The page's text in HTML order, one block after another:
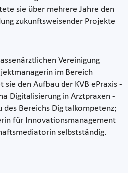
sie über mehrere Jahre den
zukunftsweisender Projekte
Vereinigung
im Bereich
den Aufbau der KVB ePraxis -
Digitalisierung in Arztpraxen -
des Bereichs Digitalkompetenz;
für Innovationsmanagement
selbstständig.